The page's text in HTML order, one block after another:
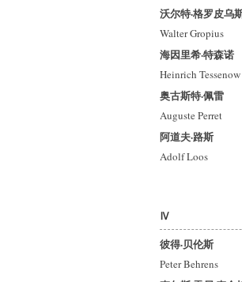
沃尔特·格罗皮乌
Walter Gropius
海因里希·特森诺
Heinrich Tessenow
奥古斯特·佩雷
Auguste Perret
阿道夫·路斯
Adolf Loos
Ⅳ
彼得·贝伦斯
Peter Behrens